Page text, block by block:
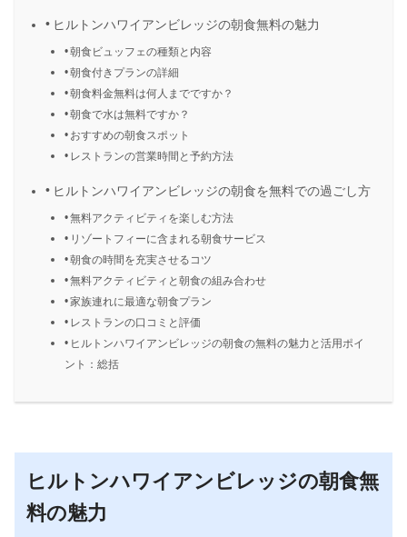
ヒルトンハワイアンビレッジの朝食無料の魅力
朝食ビュッフェの種類と内容
朝食付きプランの詳細
朝食料金無料は何人までですか？
朝食で水は無料ですか？
おすすめの朝食スポット
レストランの営業時間と予約方法
ヒルトンハワイアンビレッジの朝食を無料での過ごし方
無料アクティビティを楽しむ方法
リゾートフィーに含まれる朝食サービス
朝食の時間を充実させるコツ
無料アクティビティと朝食の組み合わせ
家族連れに最適な朝食プラン
レストランの口コミと評価
ヒルトンハワイアンビレッジの朝食の無料の魅力と活用ポイ
ント：総括
ヒルトンハワイアンビレッジの朝食無
料の魅力